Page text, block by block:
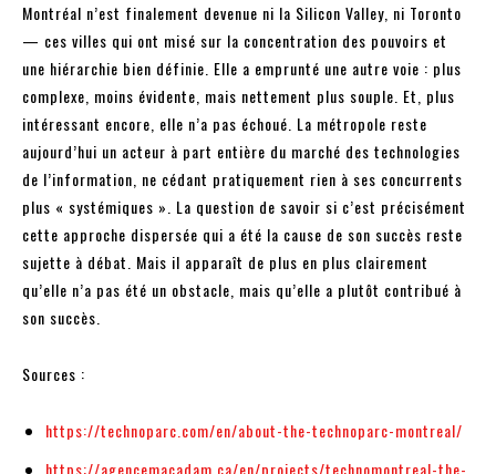
Montréal n’est finalement devenue ni la Silicon Valley, ni Toronto
— ces villes qui ont misé sur la concentration des pouvoirs et
une hiérarchie bien définie. Elle a emprunté une autre voie : plus
complexe, moins évidente, mais nettement plus souple. Et, plus
intéressant encore, elle n’a pas échoué. La métropole reste
aujourd’hui un acteur à part entière du marché des technologies
de l’information, ne cédant pratiquement rien à ses concurrents
plus « systémiques ». La question de savoir si c’est précisément
cette approche dispersée qui a été la cause de son succès reste
sujette à débat. Mais il apparaît de plus en plus clairement
qu’elle n’a pas été un obstacle, mais qu’elle a plutôt contribué à
son succès.
Sources :
https://technoparc.com/en/about-the-technoparc-montreal/